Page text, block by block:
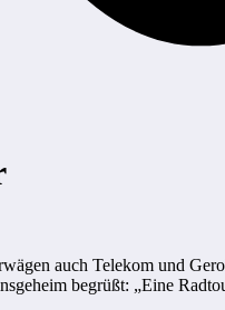
auch Telekom und
begrüßt: „Eine